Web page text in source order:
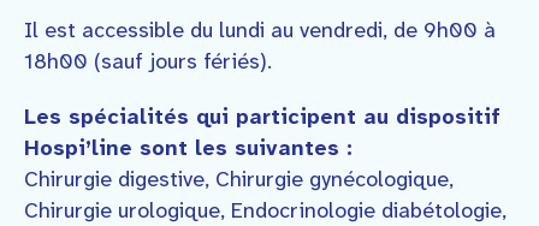
Il est accessible du lundi au vendredi, de 9h00 à
18h00 (sauf jours fériés).
Les spécialités qui participent au dispositif
Hospi’line sont les suivantes :
Chirurgie digestive, Chirurgie gynécologique,
Chirurgie urologique, Endocrinologie diabétologie,